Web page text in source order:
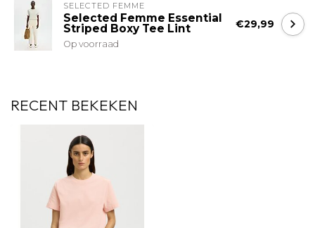
SELECTED FEMME
Selected Femme Essential
Striped Boxy Tee Lint
Op voorraad
€29,99
RECENT BEKEKEN